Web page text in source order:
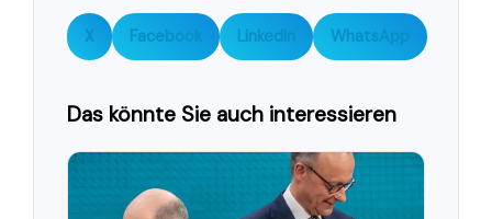
X Facebook LinkedIn WhatsApp
Das könnte Sie auch interessieren